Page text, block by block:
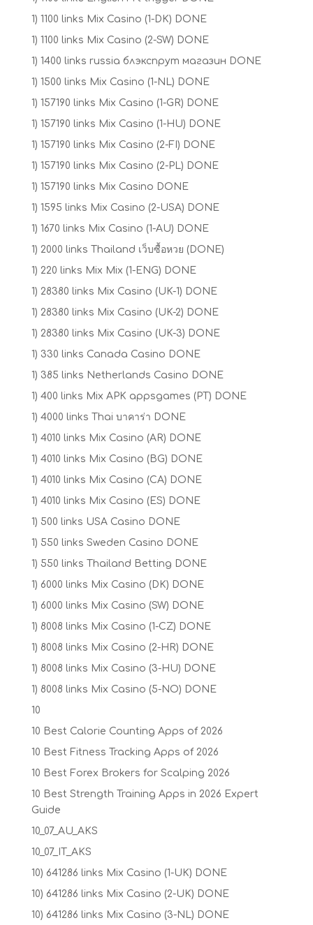
1) 1100 links Mix Casino (1-DK) DONE
1) 1100 links Mix Casino (2-SW) DONE
1) 1400 links russia блэкспрут магазин DONE
1) 1500 links Mix Casino (1-NL) DONE
1) 157190 links Mix Casino (1-GR) DONE
1) 157190 links Mix Casino (1-HU) DONE
1) 157190 links Mix Casino (2-FI) DONE
1) 157190 links Mix Casino (2-PL) DONE
1) 157190 links Mix Casino DONE
1) 1595 links Mix Casino (2-USA) DONE
1) 1670 links Mix Casino (1-AU) DONE
1) 2000 links Thailand เว็บซื้อหวย (DONE)
1) 220 links Mix Mix (1-ENG) DONE
1) 28380 links Mix Casino (UK-1) DONE
1) 28380 links Mix Casino (UK-2) DONE
1) 28380 links Mix Casino (UK-3) DONE
1) 330 links Canada Casino DONE
1) 385 links Netherlands Casino DONE
1) 400 links Mix APK appsgames (PT) DONE
1) 4000 links Thai บาคาร่า DONE
1) 4010 links Mix Casino (AR) DONE
1) 4010 links Mix Casino (BG) DONE
1) 4010 links Mix Casino (CA) DONE
1) 4010 links Mix Casino (ES) DONE
1) 500 links USA Casino DONE
1) 550 links Sweden Casino DONE
1) 550 links Thailand Betting DONE
1) 6000 links Mix Casino (DK) DONE
1) 6000 links Mix Casino (SW) DONE
1) 8008 links Mix Casino (1-CZ) DONE
1) 8008 links Mix Casino (2-HR) DONE
1) 8008 links Mix Casino (3-HU) DONE
1) 8008 links Mix Casino (5-NO) DONE
10
10 Best Calorie Counting Apps of 2026
10 Best Fitness Tracking Apps of 2026
10 Best Forex Brokers for Scalping 2026
10 Best Strength Training Apps in 2026 Expert
Guide
10_07_AU_AKS
10_07_IT_AKS
10) 641286 links Mix Casino (1-UK) DONE
10) 641286 links Mix Casino (2-UK) DONE
10) 641286 links Mix Casino (3-NL) DONE